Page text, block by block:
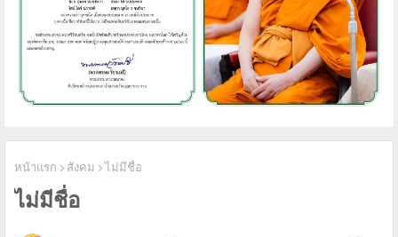
หน้าแรก สังคม ไม่มีชื่อ
ไม่มีชื่อ